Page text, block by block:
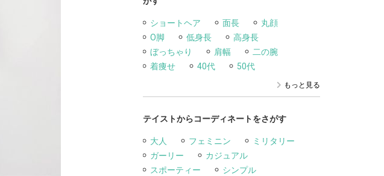
ショートヘア 面長
丸顔
O脚
低身長
高身長
ぼっちゃり
肩幅
二の腕
着痩せ
40代 50代
もっと見る
テイストからコーディネートをさがす
大人 フェミニン
ミリタリー
ガーリー
カジュアル
スポーティー
シンプル